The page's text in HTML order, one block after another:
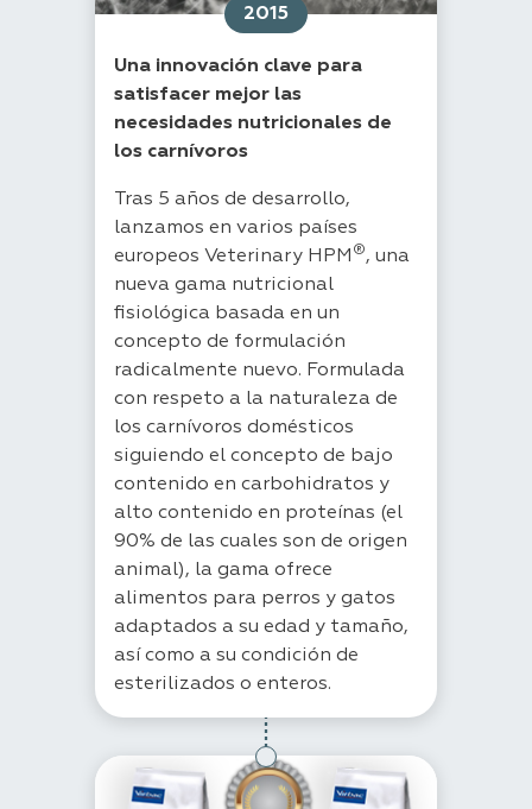
2015
Una innovación clave para
satisfacer mejor las
necesidades nutricionales de
los carnívoros
Tras 5 años de desarrollo,
lanzamos en varios países
europeos Veterinary HPM ®, una
nueva gama nutricional
fisiológica basada en un
concepto de formulación
radicalmente nuevo. Formulada
con respeto a la naturaleza de
los carnívoros domésticos
siguiendo el concepto de bajo
contenido en carbohidratos y
alto contenido en proteínas (el
90% de las cuales son de origen
animal), la gama ofrece
alimentos para perros y gatos
adaptados a su edad y tamaño,
así como a su condición de
esterilizados o enteros.